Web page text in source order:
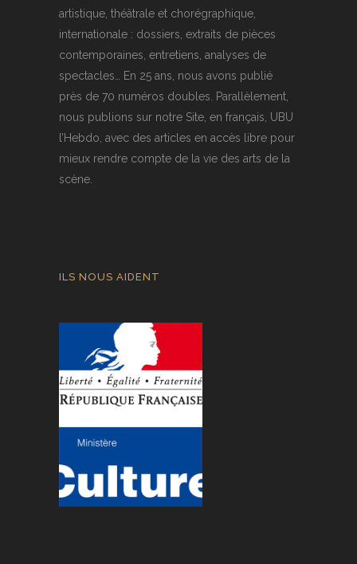
artistique, théâtrale et chorégraphique,
internationale : dossiers, extraits de pièces
contemporaines, entretiens, analyses de
spectacles… En 25 ans, nous avons publié
près de 70 numéros doubles. Parallèlement,
nous publions sur notre Site, en français, UBU
l’Hebdo, avec des articles en accès libre pour
mieux rendre compte de la vie des arts de la
scène.
ILS NOUS AIDENT